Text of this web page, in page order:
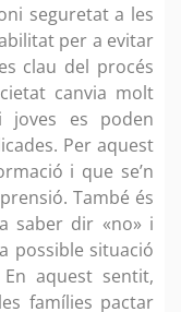
seguretat a les
per a evitar
clau del procés
canvia molt
joves es poden
Per aquest
i que se’n
També és
saber dir «no» i
possible situació
aquest sentit,
famílies pactar